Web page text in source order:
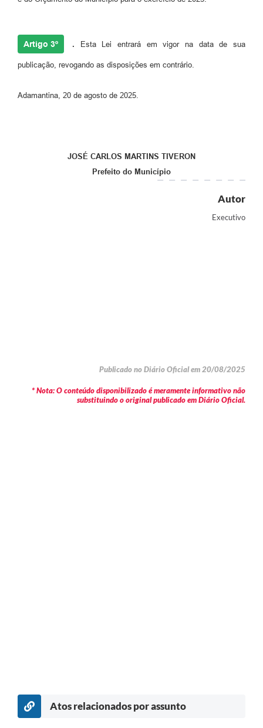
Artigo 3º . Esta Lei entrará em vigor na data de sua
publicação, revogando as disposições em contrário.
Adamantina, 20 de agosto de 2025.
JOSÉ CARLOS MARTINS TIVERON
Prefeito do Município
Autor
Executivo
Publicado no Diário Oficial em 20/08/2025
* Nota: O conteúdo disponibilizado é meramente informativo não
substituindo o original publicado em Diário Oficial.
Atos relacionados por assunto